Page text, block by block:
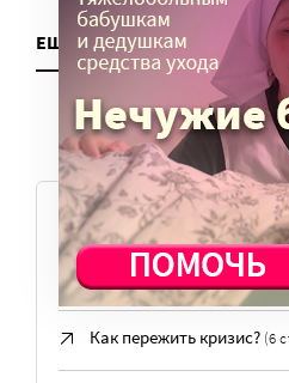
ЕЩЕ ДЛЯ НКО
ПОПУЛЯРНЫЕ ВОПРОСЫ
Где учиться?(3 статьи)
Как пережить кризис? (6